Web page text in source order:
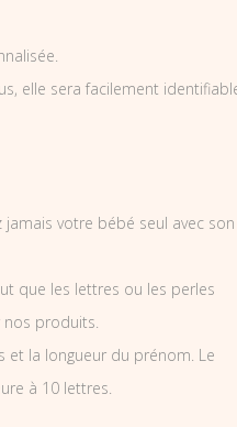
elle sera facilement
votre bébé seul avec son
que les lettres ou les perles
produits.
et la longueur du prénom. Le
à 10 lettres.